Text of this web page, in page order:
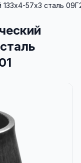
57х3 сталь